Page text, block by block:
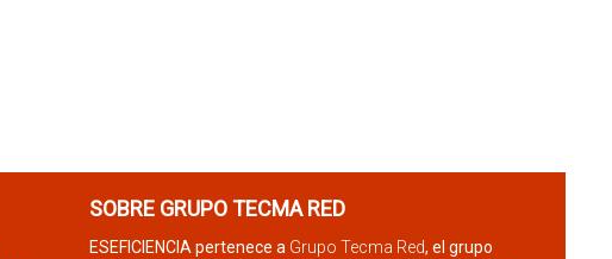
SOBRE GRUPO TECMA RED
ESEFICIENCIA pertenece a Grupo Tecma Red, el grupo